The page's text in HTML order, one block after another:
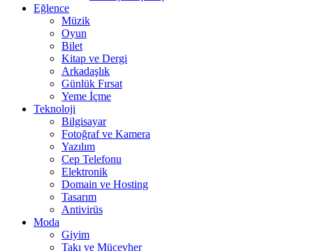
Eğlence
Müzik
Oyun
Bilet
Kitap ve Dergi
Arkadaşlık
Günlük Fırsat
Yeme İçme
Teknoloji
Bilgisayar
Fotoğraf ve Kamera
Yazılım
Cep Telefonu
Elektronik
Domain ve Hosting
Tasarım
Antivirüs
Moda
Giyim
Takı ve Mücevher